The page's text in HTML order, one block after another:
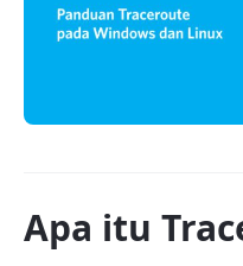
Apa itu